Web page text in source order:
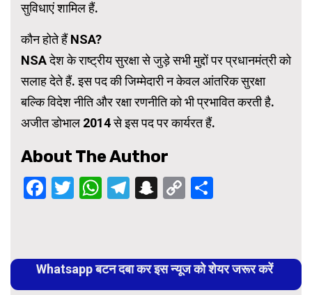
सुविधाएं शामिल हैं.
कौन होते हैं NSA?
NSA देश के राष्ट्रीय सुरक्षा से जुड़े सभी मुद्दों पर प्रधानमंत्री को
सलाह देते हैं. इस पद की जिम्मेदारी न केवल आंतरिक सुरक्षा
बल्कि विदेश नीति और रक्षा रणनीति को भी प्रभावित करती है.
अजीत डोभाल 2014 से इस पद पर कार्यरत हैं.
About The Author
Facebook
Twitter
WhatsApp
Telegram
Snapchat
Copy
Reading
Whatsapp बटन दबा कर इस न्यूज को शेयर जरूर करें